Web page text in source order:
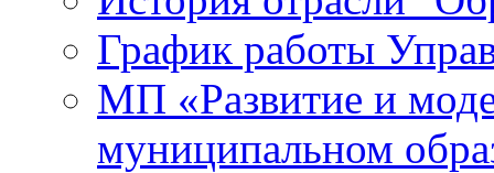
График работы
МП «Развитие и
муниципальном